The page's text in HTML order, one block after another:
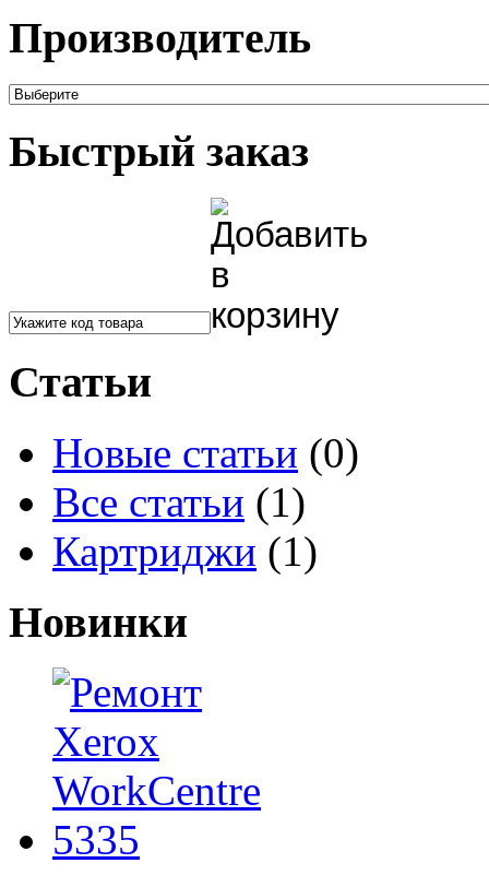
Производитель
Быстрый заказ
Статьи
Новые статьи (0)
Все статьи (1)
Картриджи (1)
Новинки